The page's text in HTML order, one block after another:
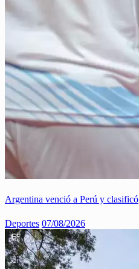
Argentina venció a Perú y clasificó
Deportes 07/08/2026